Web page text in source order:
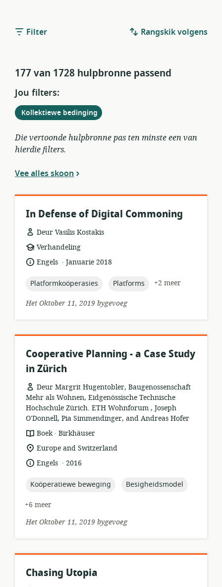
Filter Rangskik volgens
177 van 1728 hulpbronne passend
Jou filters:
Verwyder
Kollektiewe bedinging uit
huidige
Die vertoonde hulpbronne pas ten minste een van
hierdie filters.
Vee alles skoon
In Defense of Digital Commoning
Deur Vasilis Kostakis
hulpbronformaat:
Verhandeling
taal:Engels .
datumJanuarie 2018
topic:
Platformkoöperasies topic:
Platforms
+2 meer
Het Oktober 11, 2019 bygevoeg
Cooperative Planning - a Case Study
in Zürich
Deur Margrit Hugentobler, Baugenossenschaft
Mehr als Wohnen, Eidgenössische Technische
Hochschule Zürich. ETH Wohnforum , Joseph
O'Donnell, Pia Simmendinger, and Andreas Hofer
hulpbronformaat:
Boek .
uitgewer:
Birkhäuser
ligging
van
relevansie:
Europe and Switzerland
taal:Engels .
datum
2016
topic:
Koöperatiewe beweging topic:
Besigheidsmodel
+6 meer
Het Oktober 11, 2019 bygevoeg
Chasing Utopia